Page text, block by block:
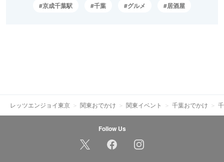
京成千葉駅 千葉 グルメ 居酒屋
レッツエンジョイ東京 関東おでかけ 関東イベント 千葉おでかけ
Follow Us